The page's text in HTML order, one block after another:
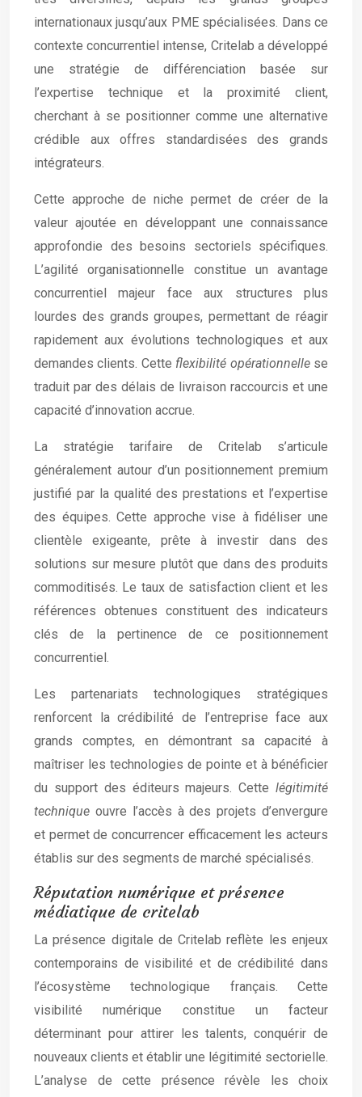
internationaux jusqu’aux PME spécialisées. Dans ce
contexte concurrentiel intense, Critelab a développé
une stratégie de différenciation basée sur
l’expertise technique et la proximité client,
cherchant à se positionner comme une alternative
crédible aux offres standardisées des grands
intégrateurs.
Cette approche de niche permet de créer de la
valeur ajoutée en développant une connaissance
approfondie des besoins sectoriels spécifiques.
L’agilité organisationnelle constitue un avantage
concurrentiel majeur face aux structures plus
lourdes des grands groupes, permettant de réagir
rapidement aux évolutions technologiques et aux
demandes clients. Cette flexibilité opérationnelle se
traduit par des délais de livraison raccourcis et une
capacité d’innovation accrue.
La stratégie tarifaire de Critelab s’articule
généralement autour d’un positionnement premium
justifié par la qualité des prestations et l’expertise
des équipes. Cette approche vise à fidéliser une
clientèle exigeante, prête à investir dans des
solutions sur mesure plutôt que dans des produits
commoditisés. Le taux de satisfaction client et les
références obtenues constituent des indicateurs
clés de la pertinence de ce positionnement
concurrentiel.
Les partenariats technologiques stratégiques
renforcent la crédibilité de l’entreprise face aux
grands comptes, en démontrant sa capacité à
maîtriser les technologies de pointe et à bénéficier
du support des éditeurs majeurs. Cette légitimité
technique ouvre l’accès à des projets d’envergure
et permet de concurrencer efficacement les acteurs
établis sur des segments de marché spécialisés.
Réputation numérique et présence
médiatique de critelab
La présence digitale de Critelab reflète les enjeux
contemporains de visibilité et de crédibilité dans
l’écosystème technologique français. Cette
visibilité numérique constitue un facteur
déterminant pour attirer les talents, conquérir de
nouveaux clients et établir une légitimité sectorielle.
L’analyse de cette présence révèle les choix